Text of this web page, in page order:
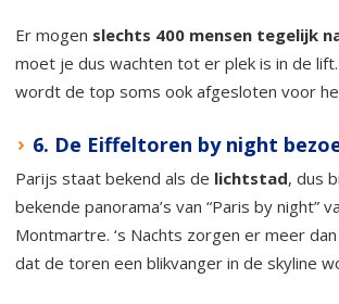
Er mogen slechts 400 mensen tegelijk
moet je dus wachten tot er plek is in de
wordt de top soms ook afgesloten voor
6. De Eiffeltoren by night
Parijs staat bekend als de lichtstad, dus
bekende panorama’s van “Paris by night”
Montmartre. ‘s Nachts zorgen er meer
dat de toren een blikvanger in de skyline